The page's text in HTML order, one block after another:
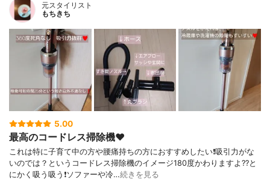
元スタイリスト
もちきち
5.00
最高のコードレス掃除機♥️
これは特に子育て中の方や腰痛持ちの方におすすめしたい❗吸引力がな
いのでは？というコードレス掃除機のイメージ180度かわりますよ??と
にかく吸う吸う❗ソファーや冷…続きを見る